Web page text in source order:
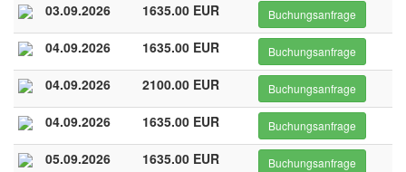
03.09.2026 1635.00 EUR Buchungsanfrage
04.09.2026 1635.00 EUR Buchungsanfrage
04.09.2026 2100.00 EUR Buchungsanfrage
04.09.2026 1635.00 EUR Buchungsanfrage
05.09.2026 1635.00 EUR Buchungsanfrage